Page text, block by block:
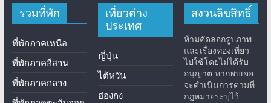
รวมที่พัก
ที่พักภาคเหนือ
ที่พักภาคอีสาน
ที่พักภาคกลาง
เที่ยวต่าง
ประเทศ
ญี่ปุ่น
ไต้หวัน
ฮ่องกง
สงวนลิขสิทธิ์
ห้ามคัดลอกรูปภาพ
และเรื่องท่องเที่ยว
ไปใช้โดยไม่ได้รับ
อนุญาต หากพบเจอ
จะดำเนินการตามที่
กฎหมายระบุไว้